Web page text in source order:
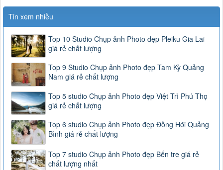
Tin xem nhiều
Top 10 Studio Chụp ảnh Photo đẹp Pleiku Gia Lai
giá rẻ chất lượng
Top 9 Studio Chụp ảnh Photo đẹp Tam Kỳ Quảng
Nam giá rẻ chất lượng
Top 5 studio Chụp ảnh Photo đẹp Việt Trì Phú Thọ
giá rẻ chất lượng
Top 6 studio Chụp ảnh Photo đẹp Đồng Hới Quảng
Bình giá rẻ chất lượng
Top 7 studio Chụp ảnh Photo đẹp Bến tre giá rẻ
chất lượng nhất